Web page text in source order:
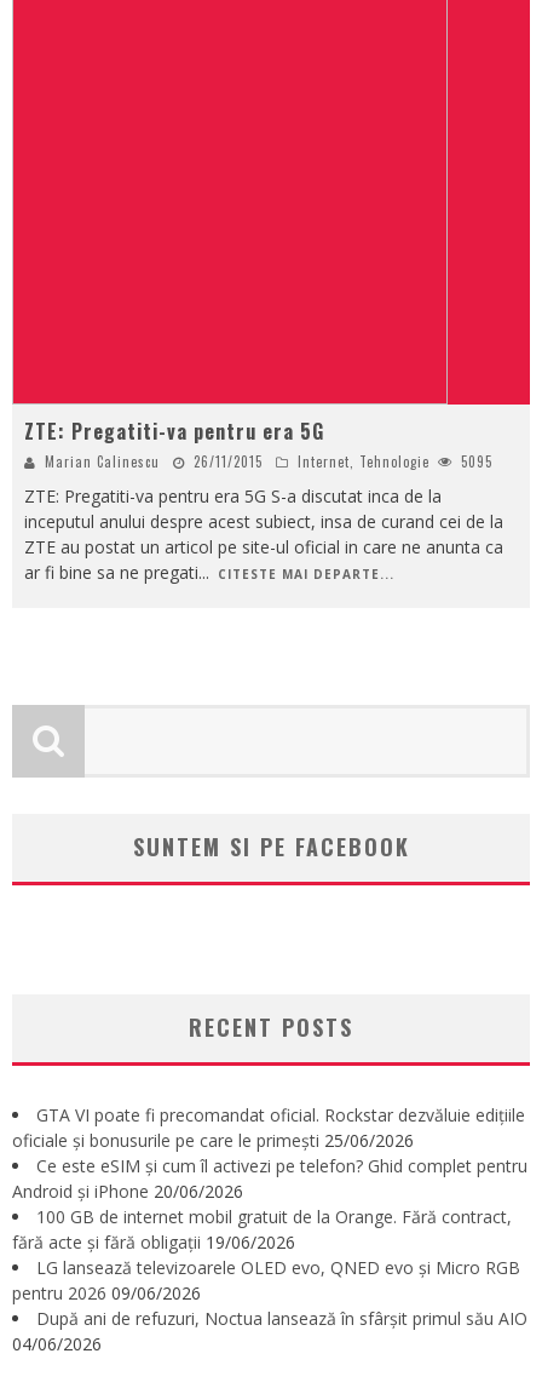
ZTE: Pregatiti-va pentru era 5G
Marian Calinescu 26/11/2015 Internet Tehnologie 5095
ZTE: Pregatiti-va pentru era 5G S-a discutat inca de la
inceputul anului despre acest subiect, insa de curand cei de la
ZTE au postat un articol pe site-ul oficial in care ne anunta ca
ar fi bine sa ne pregati... CITESTE MAI DEPARTE...
SUNTEM SI PE FACEBOOK
RECENT POSTS
GTA VI poate fi precomandat oficial. Rockstar dezvăluie edițiile
oficiale și bonusurile pe care le primești 25/06/2026
Ce este eSIM și cum îl activezi pe telefon? Ghid complet pentru
Android și iPhone 20/06/2026
100 GB de internet mobil gratuit de la Orange. Fără contract,
fără acte și fără obligații 19/06/2026
LG lansează televizoarele OLED evo, QNED evo și Micro RGB
pentru 2026 09/06/2026
După ani de refuzuri, Noctua lansează în sfârșit primul său AIO
04/06/2026